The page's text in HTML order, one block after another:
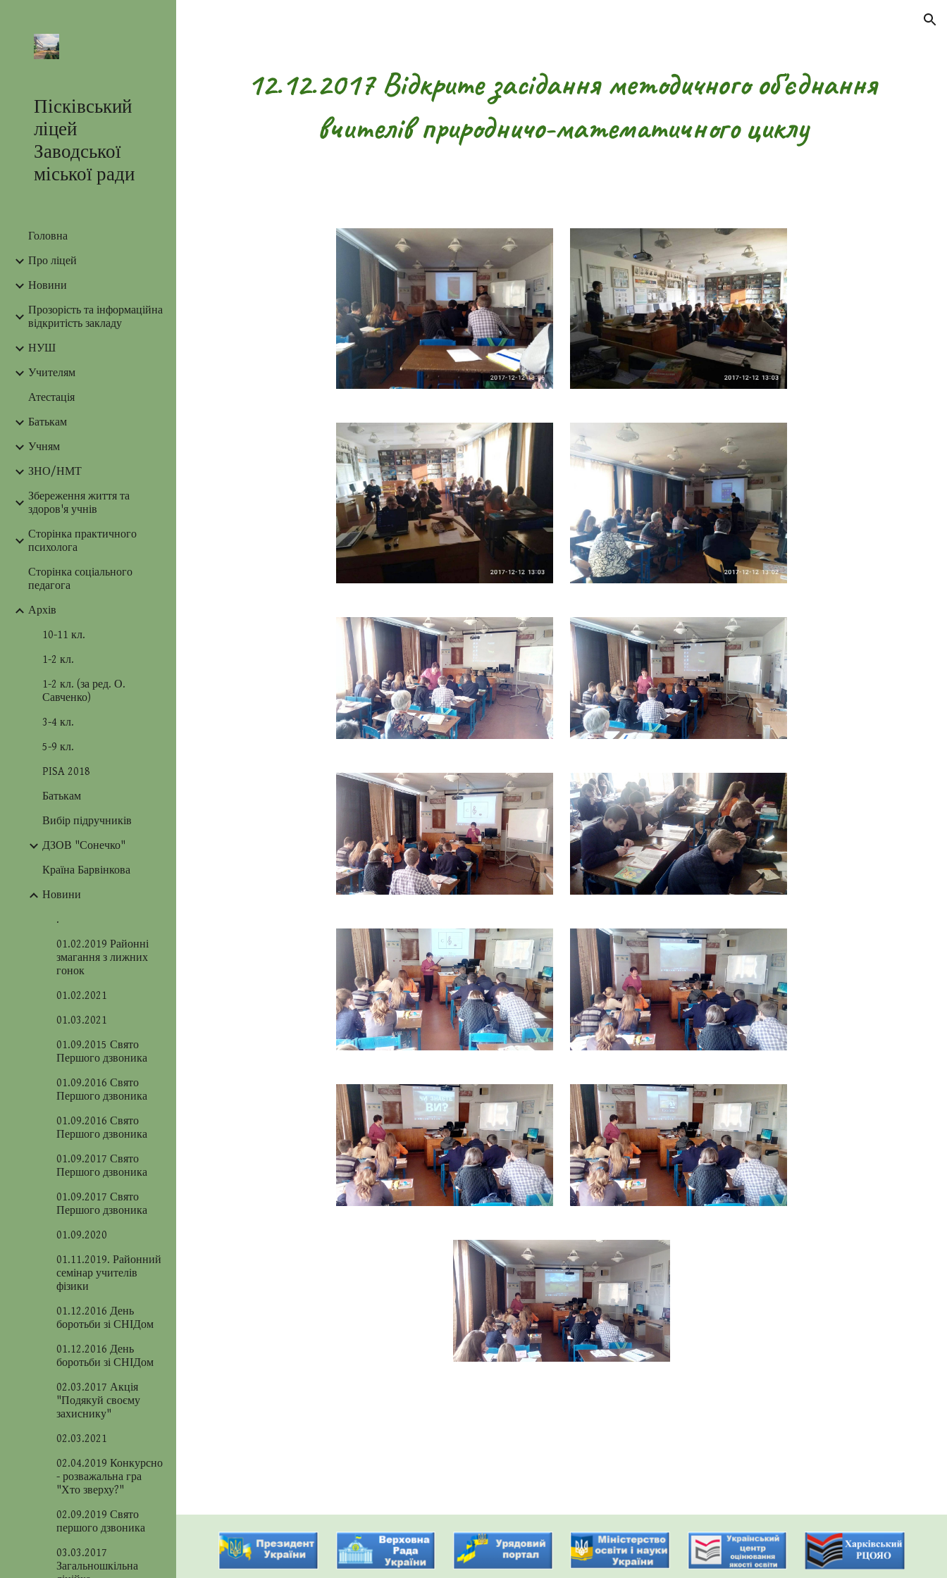
Пісківський
ліцей
Заводської
міської ради
Головна
Про ліцей
Новини
Прозорість та інформаційна
відкритість закладу
НУШ
Учителям
Атестація
Батькам
Учням
ЗНО/НМТ
Збереження життя та
здоров'я учнів
Сторінка практичного
психолога
Сторінка соціального
педагога
Архів
10-11 кл.
1-2 кл.
1-2 кл. (за ред. О.
Савченко)
3-4 кл.
5-9 кл.
PISA 2018
Батькам
Вибір підручників
ДЗОВ "Сонечко"
Країна Барвінкова
Новини
.
01.02.2019 Районні
змагання з лижних
гонок
01.02.2021
01.03.2021
01.09.2015 Свято
Першого дзвоника
01.09.2016 Свято
Першого дзвоника
01.09.2016 Свято
Першого дзвоника
01.09.2017 Свято
Першого дзвоника
01.09.2017 Свято
Першого дзвоника
01.09.2020
01.11.2019. Районний
семінар учителів
фізики
01.12.2016 День
боротьби зі СНІДом
01.12.2016 День
боротьби зі СНІДом
02.03.2017 Акція
"Подякуй своєму
захиснику"
02.03.2021
02.04.2019 Конкурсно
- розважальна гра
"Хто зверху?"
02.09.2019 Свято
першого дзвоника
03.03.2017
Загальношкільна
12.12.2017 Відкрите засідання методичного об'єднання
вчителів природничо-математичного циклу